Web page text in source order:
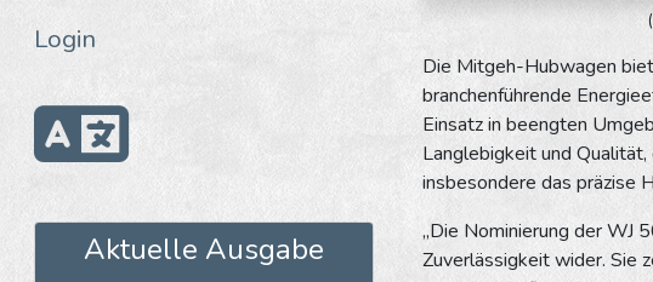
Login
Aktuelle Ausgabe
Die Mitgeh-Hubwagen
branchenführende
Einsatz in beengten
Langlebigkeit und
insbesondere das präzise
„Die Nominierung der WJ
Zuverlässigkeit wider. Sie